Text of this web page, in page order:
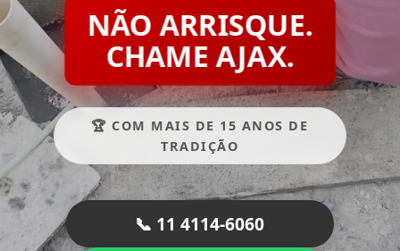
NÃO ARRISQUE.
CHAME AJAX.
🏆 COM MAIS DE 15 ANOS DE
TRADIÇÃO
📞 11 4114-6060